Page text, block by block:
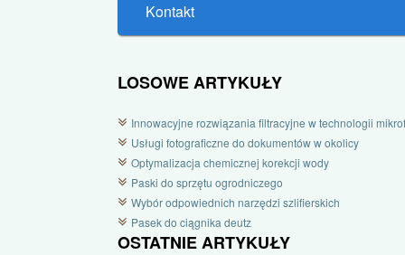
Kontakt
LOSOWE ARTYKUŁY
Innowacyjne rozwiązania filtracyjne w technologii
Usługi fotograficzne do dokumentów w okolicy
Optymalizacja chemicznej korekcji wody
Paski do sprzętu ogrodniczego
Wybór odpowiednich narzędzi szlifierskich
Pasek do ciągnika deutz
OSTATNIE ARTYKUŁY